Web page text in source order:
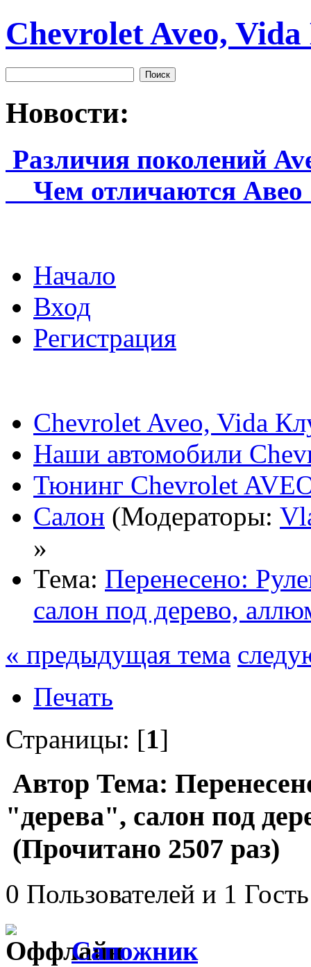
Chevrolet Aveo,
Новости:
Различия поколений
Чем отличаются Авео
Начало
Вход
Регистрация
Chevrolet Aveo, Vida
Наши автомобили
Тюнинг Chevrolet
Салон (Модераторы:
»
Тема: Перенесено:
салон под дерево,
« предыдущая тема
Печать
Страницы: [1]
Автор Тема:
"дерева", салон под
(Прочитано 2507 раз)
0 Пользователей и 1
Сапожник